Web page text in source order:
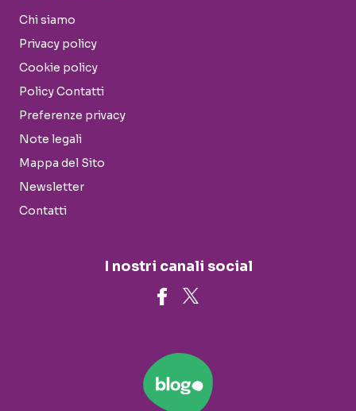
Chi siamo
Privacy policy
Cookie policy
Policy Contatti
Preferenze privacy
Note legali
Mappa del Sito
Newsletter
Contatti
I nostri canali social